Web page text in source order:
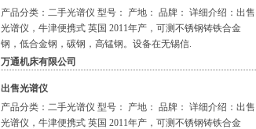
产品分类：二手光谱仪 型号： 产地： 品牌： 详细介绍：出售
光谱仪，牛津便携式 英国 2011年产，可测不锈钢铸铁合金
钢，低合金钢，碳钢，高锰钢。设备在无锡信.
万通机床有限公司
出售光谱仪
产品分类：二手光谱仪 型号： 产地： 品牌： 详细介绍：出售
光谱仪，牛津便携式 英国 2011年产，可测不锈钢铸铁合金